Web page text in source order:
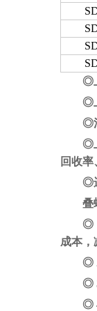
◎
◎
◎
◎
回收率
◎
叠
◎
成本，
◎
◎
◎